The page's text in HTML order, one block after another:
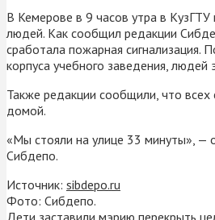
В Кемерове в 9 часов утра в КузГТУ
людей. Как сообщил редакции
сработала пожарная сигнализация.
корпуса учебного заведения, людей
Также редакции сообщили, что всех
домой.
«Мы стояли на улице 33 минуты», —
Сибдепо.
Источник: sibdepo.ru
Фото: Сибдепо.
Дети заставили мэрию перекрыть